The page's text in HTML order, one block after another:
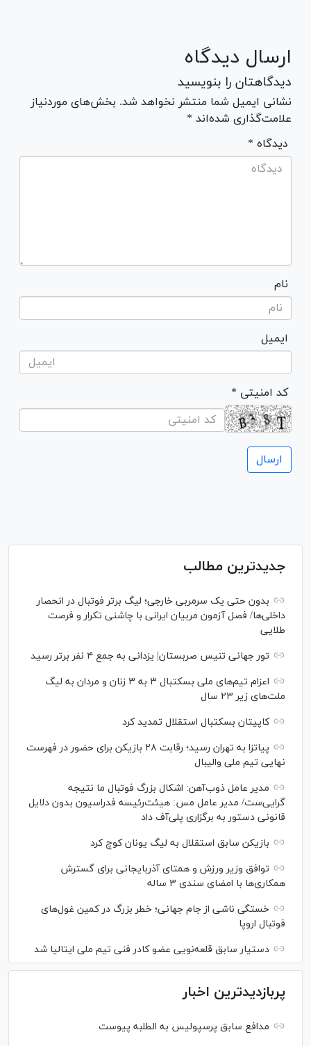
ارسال دیدگاه
دیدگاهتان را بنویسید
نشانی ایمیل شما منتشر نخواهد شد. بخش‌های موردنیاز
علامت‌گذاری شده‌اند *
* دیدگاه
نام
ایمیل
* کد امنیتی
جدیدترین مطالب
بدون حتی یک سرمربی خارجی؛ لیگ برتر فوتبال در انحصار
داخلی‌ها/ فصل آزمون مربیان ایرانی با چاشنی تکرار و فرصت
طلایی
تور جهانی تنیس صربستان| یزدانی به جمع ۴ نفر برتر رسید
اعزام تیم‌های ملی بسکتبال ۳ به ۳ زنان و مردان به لیگ
ملت‌های زیر ۲۳ سال
کاپیتان بسکتبال استقلال تمدید کرد
پیاتزا به تهران رسید؛ رقابت ۲۸ بازیکن برای حضور در فهرست
نهایی تیم ملی والیبال
مدیر عامل ذوب‌آهن: اشکال بزرگ فوتبال ما نتیجه
گرایی‌ست/ مدیر عامل مس: هیئت‌رئیسه فدراسیون بدون دلایل
قانونی دستور به برگزاری پلی‌آف داد
بازیکن سابق استقلال به لیگ یونان کوچ کرد
توافق وزیر ورزش و همتای آذربایجانی برای گسترش
همکاری‌ها با امضای سندی ۳ ساله
خستگی ناشی از جام جهانی؛ خطر بزرگ در کمین غول‌های
فوتبال اروپا
دستیار سابق قلعه‌نویی عضو کادر فنی تیم ملی ایتالیا شد
پربازدیدترین اخبار
مدافع سابق پرسپولیس به الطلبه پیوست